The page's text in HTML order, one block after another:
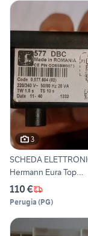
3
SCHEDA
Hermann Eura Top
condensing32
110 €
Perugia (PG)